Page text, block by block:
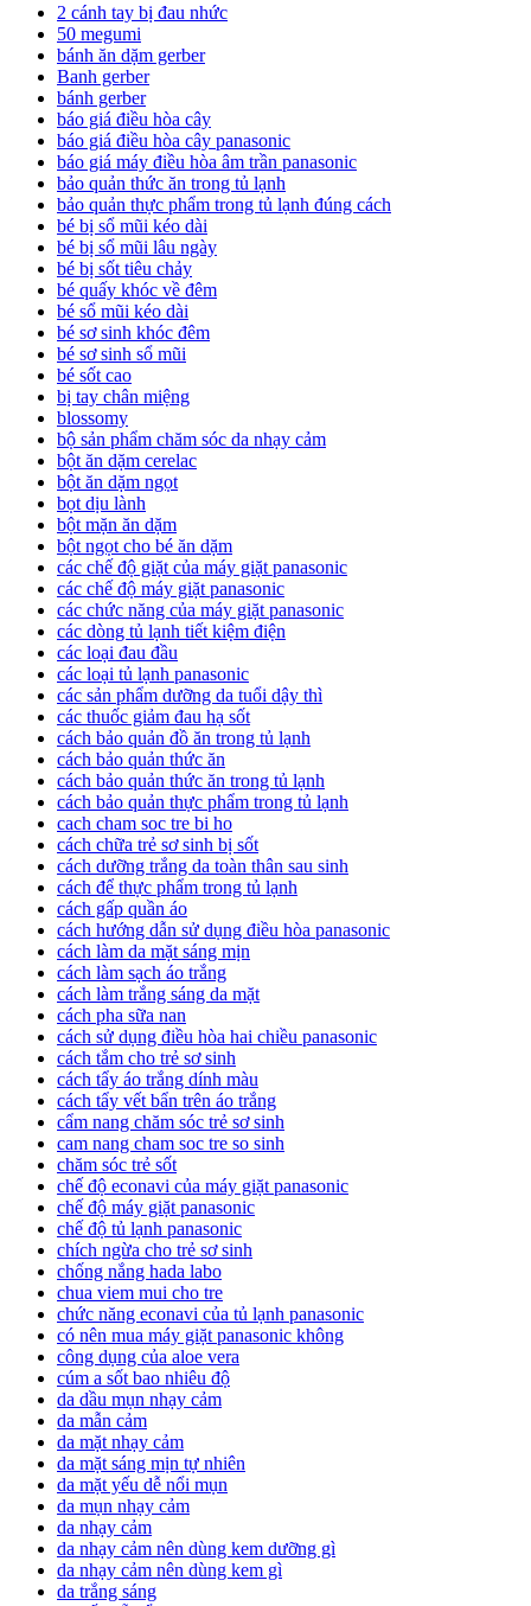
2 cánh tay bị đau nhức
50 megumi
bánh ăn dặm gerber
Banh gerber
bánh gerber
báo giá điều hòa cây
báo giá điều hòa cây panasonic
báo giá máy điều hòa âm trần panasonic
bảo quản thức ăn trong tủ lạnh
bảo quản thực phẩm trong tủ lạnh đúng cách
bé bị sổ mũi kéo dài
bé bị sổ mũi lâu ngày
bé bị sốt tiêu chảy
bé quấy khóc về đêm
bé sổ mũi kéo dài
bé sơ sinh khóc đêm
bé sơ sinh sổ mũi
bé sốt cao
bị tay chân miệng
blossomy
bộ sản phẩm chăm sóc da nhạy cảm
bột ăn dặm cerelac
bột ăn dặm ngọt
bọt dịu lành
bột mặn ăn dặm
bột ngọt cho bé ăn dặm
các chế độ giặt của máy giặt panasonic
các chế độ máy giặt panasonic
các chức năng của máy giặt panasonic
các dòng tủ lạnh tiết kiệm điện
các loại đau đầu
các loại tủ lạnh panasonic
các sản phẩm dưỡng da tuổi dậy thì
các thuốc giảm đau hạ sốt
cách bảo quản đồ ăn trong tủ lạnh
cách bảo quản thức ăn
cách bảo quản thức ăn trong tủ lạnh
cách bảo quản thực phẩm trong tủ lạnh
cach cham soc tre bi ho
cách chữa trẻ sơ sinh bị sốt
cách dưỡng trắng da toàn thân sau sinh
cách để thực phẩm trong tủ lạnh
cách gấp quần áo
cách hướng dẫn sử dụng điều hòa panasonic
cách làm da mặt sáng mịn
cách làm sạch áo trắng
cách làm trắng sáng da mặt
cách pha sữa nan
cách sử dụng điều hòa hai chiều panasonic
cách tắm cho trẻ sơ sinh
cách tẩy áo trắng dính màu
cách tẩy vết bẩn trên áo trắng
cẩm nang chăm sóc trẻ sơ sinh
cam nang cham soc tre so sinh
chăm sóc trẻ sốt
chế độ econavi của máy giặt panasonic
chế độ máy giặt panasonic
chế độ tủ lạnh panasonic
chích ngừa cho trẻ sơ sinh
chống nắng hada labo
chua viem mui cho tre
chức năng econavi của tủ lạnh panasonic
có nên mua máy giặt panasonic không
công dụng của aloe vera
cúm a sốt bao nhiêu độ
da dầu mụn nhạy cảm
da mẫn cảm
da mặt nhạy cảm
da mặt sáng mịn tự nhiên
da mặt yếu dễ nổi mụn
da mụn nhạy cảm
da nhạy cảm
da nhạy cảm nên dùng kem dưỡng gì
da nhạy cảm nên dùng kem gì
da trắng sáng